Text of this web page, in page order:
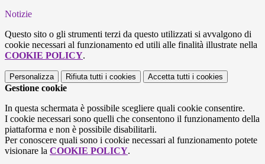
Notizie
Questo sito o gli strumenti terzi da questo utilizzati si avvalgono di
cookie necessari al funzionamento ed utili alle finalità illustrate nella
COOKIE POLICY.
Personalizza Rifiuta tutti i cookies Accetta tutti i cookies
Gestione cookie
In questa schermata è possibile scegliere quali cookie consentire.
I cookie necessari sono quelli che consentono il funzionamento della
piattaforma e non è possibile disabilitarli.
Per conoscere quali sono i cookie necessari al funzionamento potete
visionare la COOKIE POLICY.